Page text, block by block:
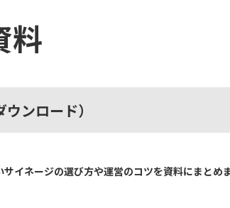
料
ンロード）
イネージの選び方や運営のコツを資料にまとめ